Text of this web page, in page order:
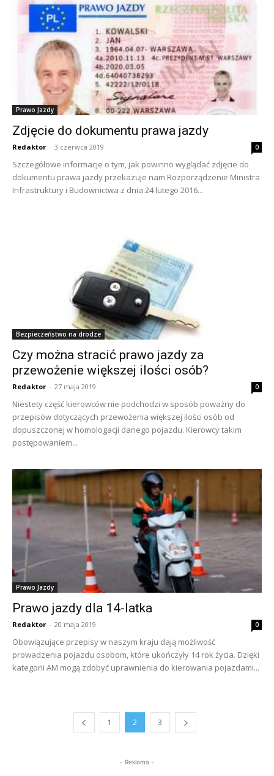
Prawo Jazdy
Zdjęcie do dokumentu prawa jazdy
Redaktor - 3 czerwca 2019 0
Szczegółowe informacje o tym, jak powinno wyglądać zdjęcie do
dokumentu prawa jazdy przekazuje nam Rozporządzenie Ministra
Infrastruktury i Budownictwa z dnia 24 lutego 2016...
Bezpieczeństwo na drodze
Czy można stracić prawo jazdy za
przewożenie większej ilości osób?
Redaktor - 27 maja 2019 0
Niestety część kierowców nie podchodzi w sposób poważny do
przepisów dotyczących przewożenia większej ilości osób od
dopuszczonej w homologacji danego pojazdu. Kierowcy takim
postępowaniem...
Prawo Jazdy
Prawo jazdy dla 14-latka
Redaktor - 20 maja 2019 0
Obowiązujące przepisy w naszym kraju dają możliwość
prowadzenia pojazdu osobom, które ukończyły 14 rok życia. Dzięki
kategorii AM mogą zdobyć uprawnienia do kierowania pojazdami...
1 2 3
- Reklama -